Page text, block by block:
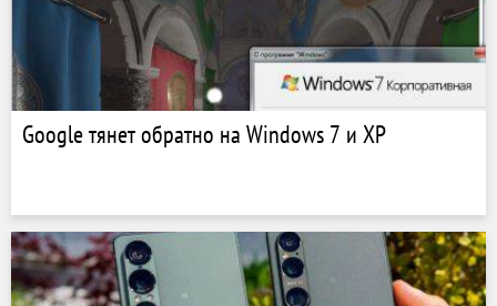
Google тянет обратно на Windows 7 и XP